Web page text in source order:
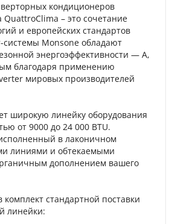
кондиционеров
QuattroClima – это сочетание
и европейских стандартов
системы Monsone обладают
энергоэффективности — A,
благодаря применению
мировых производителей
широкую линейку оборудования
от 9000 до 24 000 BTU.
в лаконичном
линиями и обтекаемыми
дополнением вашего
стандартной поставки
линейки: